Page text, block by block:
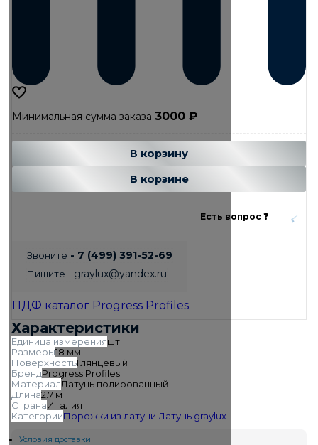
Минимальная сумма заказа 3000 ₽
В корзину
В корзине
Есть вопрос ❓
Звоните - 7 (499) 391-52-69
Пишите - graylux@yandex.ru
ПДФ каталог Progress Profiles
Характеристики
Единица измеренияшт.
Размеры18 мм
ПоверхностьГлянцевый
БрендProgress Profiles
МатериалЛатунь полированный
Длина2.7 м
СтранаИталия
КатегорииПорожки из латуни Латунь graylux
Условия доставки